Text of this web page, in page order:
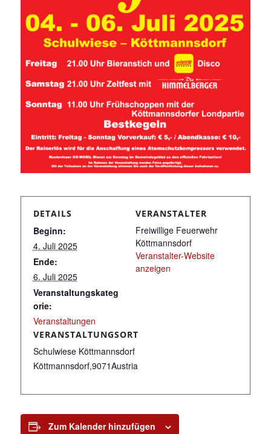
DETAILS
Beginn:
4. Juli 2025
Ende:
6. Juli 2025
Veranstaltungskateg
orie:
Veranstaltungen
VERANSTALTUNGSORT
Schulwiese Köttmannsdorf
Köttmannsdorf,9071Austria
VERANSTALTER
Freiwillige Feuerwehr
Köttmannsdorf
Veranstalter-Website
anzeigen
Zum Kalender hinzufügen